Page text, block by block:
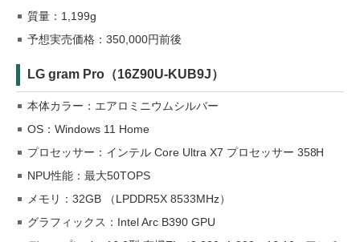
質量：1,199g
予想実売価格：350,000円前後
LG gram Pro（16Z90U-KUB9J）
本体カラー：エアロミニウムシルバー
OS：Windows 11 Home
プロセッサー：インテル Core Ultra X7 プロセッサー 358H
NPU性能：最大50TOPS
メモリ：32GB （LPDDR5X 8533MHz）
グラフィックス：Intel Arc B390 GPU